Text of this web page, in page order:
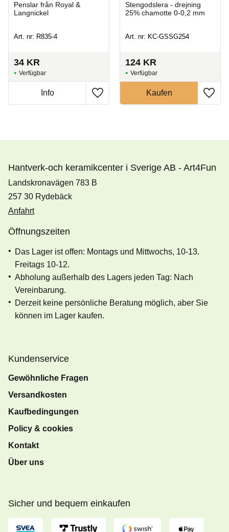
Penslar från Royal &
Langnickel
Art. nr: R835-4
34 KR
Stengodslera - drejning
25% chamotte 0-0,2 mm
Art. nr: KC-GSSG254
124 KR
Hantverk-och keramikcenter i Sverige AB - Art4Fun
Landskronavägen 783 B
257 30 Rydebäck
Anfahrt
Öffnungszeiten
Das Lager ist offen: Montags und Mittwochs, 10-13.
Freitags 10-12.
Abholung außerhalb des Lagers jeden Tag: Nach
Vereinbarung.
Derzeit keine persönliche Beratung möglich, aber Sie
können im Lager kaufen.
Kundenservice
Gewöhnliche Fragen
Versandkosten
Kaufbedingungen
Policy & cookies
Kontakt
Über uns
Sicher und bequem einkaufen